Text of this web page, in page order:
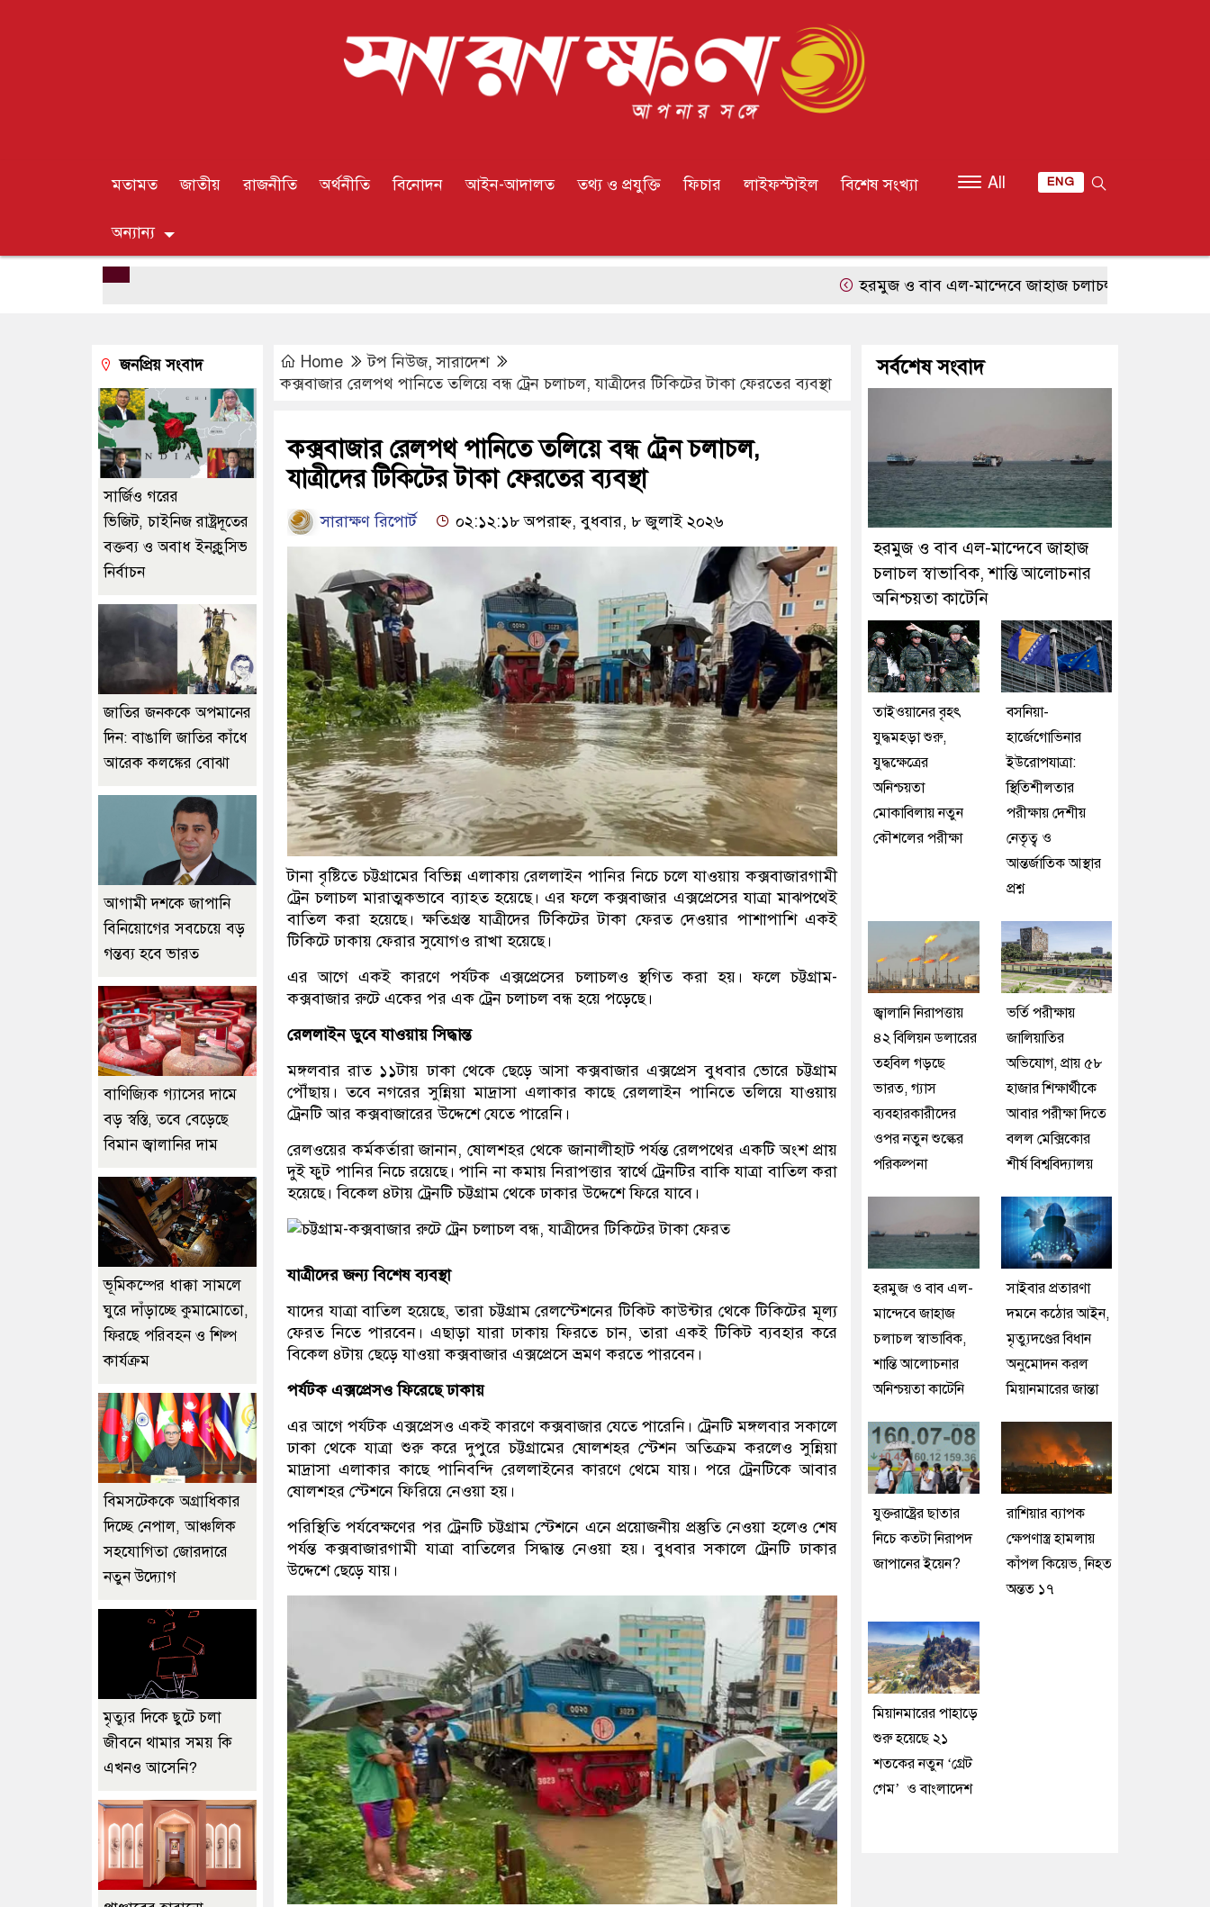
মতামত জাতীয় রাজনীতি অর্থনীতি বিনোদন আইন-আদালত তথ্য ও প্রযুক্তি ফিচার লাইফস্টাইল বিশেষ সংখ্যা
অন্যান্য
All ENG
হরমুজ ও বাব এল-মান্দেবে জাহাজ চলাচল স্বাভাবিক, শান্তি
Home টপ নিউজ,সারাদেশ
কক্সবাজার রেলপথ পানিতে তলিয়ে বন্ধ ট্রেন চলাচল, যাত্রীদের টিকিটের টাকা ফেরতের ব্যবস্থা
কক্সবাজার রেলপথ পানিতে তলিয়ে বন্ধ ট্রেন চলাচল,
যাত্রীদের টিকিটের টাকা ফেরতের ব্যবস্থা
সারাক্ষণ রিপোর্ট ০২:১২:১৮ অপরাহ্ন, বুধবার, ৮ জুলাই ২০২৬
টানা বৃষ্টিতে চট্টগ্রামের বিভিন্ন এলাকায় রেললাইন পানির নিচে চলে যাওয়ায় কক্সবাজারগামী
ট্রেন চলাচল মারাত্মকভাবে ব্যাহত হয়েছে। এর ফলে কক্সবাজার এক্সপ্রেসের যাত্রা মাঝপথেই
বাতিল করা হয়েছে। ক্ষতিগ্রস্ত যাত্রীদের টিকিটের টাকা ফেরত দেওয়ার পাশাপাশি একই
টিকিটে ঢাকায় ফেরার সুযোগও রাখা হয়েছে।
এর আগে একই কারণে পর্যটক এক্সপ্রেসের চলাচলও স্থগিত করা হয়। ফলে চট্টগ্রাম-
কক্সবাজার রুটে একের পর এক ট্রেন চলাচল বন্ধ হয়ে পড়েছে।
রেললাইন ডুবে যাওয়ায় সিদ্ধান্ত
মঙ্গলবার রাত ১১টায় ঢাকা থেকে ছেড়ে আসা কক্সবাজার এক্সপ্রেস বুধবার ভোরে চট্টগ্রাম
পৌঁছায়। তবে নগরের সুন্নিয়া মাদ্রাসা এলাকার কাছে রেললাইন পানিতে তলিয়ে যাওয়ায়
ট্রেনটি আর কক্সবাজারের উদ্দেশে যেতে পারেনি।
রেলওয়ের কর্মকর্তারা জানান, ষোলশহর থেকে জানালীহাট পর্যন্ত রেলপথের একটি অংশ প্রায়
দুই ফুট পানির নিচে রয়েছে। পানি না কমায় নিরাপত্তার স্বার্থে ট্রেনটির বাকি যাত্রা বাতিল করা
হয়েছে। বিকেল ৪টায় ট্রেনটি চট্টগ্রাম থেকে ঢাকার উদ্দেশে ফিরে যাবে।
যাত্রীদের জন্য বিশেষ ব্যবস্থা
যাদের যাত্রা বাতিল হয়েছে, তারা চট্টগ্রাম রেলস্টেশনের টিকিট কাউন্টার থেকে টিকিটের মূল্য
ফেরত নিতে পারবেন। এছাড়া যারা ঢাকায় ফিরতে চান, তারা একই টিকিট ব্যবহার করে
বিকেল ৪টায় ছেড়ে যাওয়া কক্সবাজার এক্সপ্রেসে ভ্রমণ করতে পারবেন।
পর্যটক এক্সপ্রেসও ফিরেছে ঢাকায়
এর আগে পর্যটক এক্সপ্রেসও একই কারণে কক্সবাজার যেতে পারেনি। ট্রেনটি মঙ্গলবার সকালে
ঢাকা থেকে যাত্রা শুরু করে দুপুরে চট্টগ্রামের ষোলশহর স্টেশন অতিক্রম করলেও সুন্নিয়া
মাদ্রাসা এলাকার কাছে পানিবন্দি রেললাইনের কারণে থেমে যায়। পরে ট্রেনটিকে আবার
ষোলশহর স্টেশনে ফিরিয়ে নেওয়া হয়।
পরিস্থিতি পর্যবেক্ষণের পর ট্রেনটি চট্টগ্রাম স্টেশনে এনে প্রয়োজনীয় প্রস্তুতি নেওয়া হলেও শেষ
পর্যন্ত কক্সবাজারগামী যাত্রা বাতিলের সিদ্ধান্ত নেওয়া হয়। বুধবার সকালে ট্রেনটি ঢাকার
উদ্দেশে ছেড়ে যায়।
জনপ্রিয় সংবাদ
সার্জিও গরের
ভিজিট, চাইনিজ রাষ্ট্রদূতের
বক্তব্য ও অবাধ ইনক্লুসিভ
নির্বাচন
জাতির জনককে অপমানের
দিন: বাঙালি জাতির কাঁধে
আরেক কলঙ্কের বোঝা
আগামী দশকে জাপানি
বিনিয়োগের সবচেয়ে বড়
গন্তব্য হবে ভারত
বাণিজ্যিক গ্যাসের দামে
বড় স্বস্তি, তবে বেড়েছে
বিমান জ্বালানির দাম
ভূমিকম্পের ধাক্কা সামলে
ঘুরে দাঁড়াচ্ছে কুমামোতো,
ফিরছে পরিবহন ও শিল্প
কার্যক্রম
বিমসটেককে অগ্রাধিকার
দিচ্ছে নেপাল, আঞ্চলিক
সহযোগিতা জোরদারে
নতুন উদ্যোগ
মৃত্যুর দিকে ছুটে চলা
জীবনে থামার সময় কি
এখনও আসেনি?
সর্বশেষ সংবাদ
হরমুজ ও বাব এল-মান্দেবে জাহাজ
চলাচল স্বাভাবিক, শান্তি আলোচনার
অনিশ্চয়তা কাটেনি
তাইওয়ানের বৃহৎ
যুদ্ধমহড়া শুরু,
যুদ্ধক্ষেত্রের
অনিশ্চয়তা
মোকাবিলায় নতুন
কৌশলের পরীক্ষা
বসনিয়া-
হার্জেগোভিনার
ইউরোপযাত্রা:
স্থিতিশীলতার
পরীক্ষায় দেশীয়
নেতৃত্ব ও
আন্তর্জাতিক আস্থার
প্রশ্ন
জ্বালানি নিরাপত্তায়
৪২ বিলিয়ন ডলারের
তহবিল গড়ছে
ভারত, গ্যাস
ব্যবহারকারীদের
ওপর নতুন শুল্কের
পরিকল্পনা
ভর্তি পরীক্ষায়
জালিয়াতির
অভিযোগ, প্রায় ৫৮
হাজার শিক্ষার্থীকে
আবার পরীক্ষা দিতে
বলল মেক্সিকোর
শীর্ষ বিশ্ববিদ্যালয়
হরমুজ ও বাব এল-
মান্দেবে জাহাজ
চলাচল স্বাভাবিক,
শান্তি আলোচনার
অনিশ্চয়তা কাটেনি
সাইবার প্রতারণা
দমনে কঠোর আইন,
মৃত্যুদণ্ডের বিধান
অনুমোদন করল
মিয়ানমারের জান্তা
যুক্তরাষ্ট্রের ছাতার
নিচে কতটা নিরাপদ
জাপানের ইয়েন?
রাশিয়ার ব্যাপক
ক্ষেপণাস্ত্র হামলায়
কাঁপল কিয়েভ, নিহত
অন্তত ১৭
মিয়ানমারের পাহাড়ে
শুরু হয়েছে ২১
শতকের নতুন ‘গ্রেট
গেম’ ও বাংলাদেশ